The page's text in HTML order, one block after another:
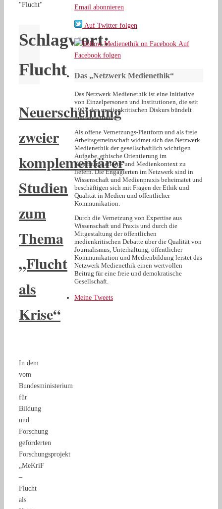
"Flucht"
Schlagwort:
Flucht
Neuerscheinung
zweier
komplementärer
Studien
zum
Thema
„Flucht
als
Krise“
In dem
vom
Bundesministerium
für
Bildung
und
Forschung
geförderten
Forschungsprojekt
„MeKriF
–
Flucht
als
Email abonnieren
Auf Twitter folgen
Auf
Facebook folgen
Das „Netzwerk Medienethik“
Das Netzwerk Medienethik ist eine Initiative
von Einzelpersonen und Institutionen, die seit
1997 den medienkritischen Diskurs bündelt
und vorantreibt.
Als offene Vernetzungs-Plattform und als freie
Arbeitsgemeinschaft widmet sich das Netzwerk
Medienethik der gesellschaftlich wichtigen
Aufgabe, ethische Orientierung im
Kommunikations- und Medienkontext zu
liefern. Die Engagierten im Netzwerk sind in
Wissenschaft und Medienpraxis beheimatet und
beschäftigen sich mit Fragen der Ethik und
Qualität in Medien und öffentlicher
Kommunikation.
Durch die Vernetzung von Expertise aus
Wissenschaft und Praxis und durch die
Mitgestaltung der öffentlichen
medienkritischen Debatte über die Qualität von
Journalismus, Unterhaltung, öffentlicher
Kommunikation und Medienbildung leistet das
Netzwerk Medienethik einen wertvollen
Beitrag für eine freie und demokratische
Gesellschaft.
Meine Tweets